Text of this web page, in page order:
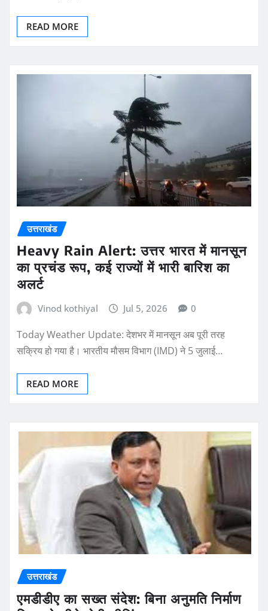
READ MORE
उत्तराखंड
Heavy Rain Alert: उत्तर भारत में मानसून
का प्रचंड रूप, कई राज्यों में भारी बारिश का
अलर्ट
Vinod kothiyal Jul 5, 2026 0
Today Weather Update: देशभर में मानसून अब पूरी तरह
सक्रिय हो गया है। भारतीय मौसम विभाग (IMD) ने 5 जुलाई…
READ MORE
उत्तराखंड
एमडीडीए का सख्त संदेश: बिना अनुमति निर्माण